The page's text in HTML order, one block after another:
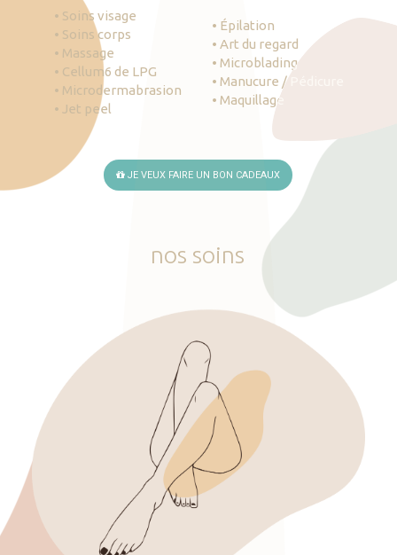
• Soins visage
• Soins corps
• Massage
• Cellum6 de LPG
• Microdermabrasion
• Jet peel
• Épilation
• Art du regard
• Microblading
• Manucure / Pédicure
• Maquillage
JE VEUX FAIRE UN BON CADEAUX
nos soins